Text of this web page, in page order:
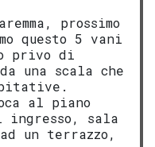
prossimo
questo 5 vani
privo di
una scala che
al piano
ingresso, sala
ad un terrazzo,